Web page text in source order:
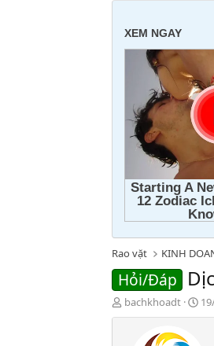
Rao vặt KINH
Hỏi/Đáp
T
h
bachkhoadt
N
g